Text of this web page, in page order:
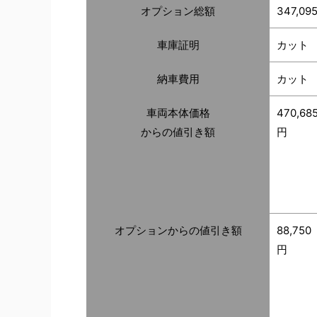
オプション総額
車庫証明 カット
納車費用 カット
車両本体価格
からの値引き額
円
オプションからの値引き額
88,750
円